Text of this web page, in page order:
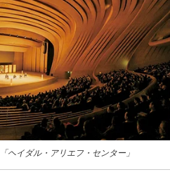
ヘイダル・アリエフ・センター」